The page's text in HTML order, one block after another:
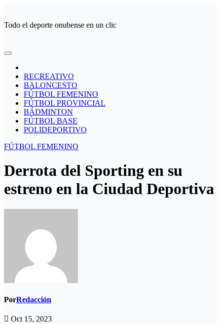
contenido
Todo el deporte onubense en un clic
RECREATIVO
BALONCESTO
FÚTBOL FEMENINO
FÚTBOL PROVINCIAL
BÁDMINTON
FÚTBOL BASE
POLIDEPORTIVO
FÚTBOL FEMENINO
Derrota del Sporting en su
estreno en la Ciudad Deportiva
PorRedacción
Oct 15, 2023